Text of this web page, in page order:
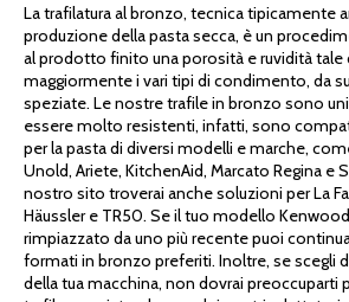
La trafilatura al bronzo, tecnica tipicamente
produzione della pasta secca, è un
al prodotto finito una porosità e ruvidità tale
maggiormente i vari tipi di condimento, da
speziate. Le nostre trafile in bronzo sono
essere molto resistenti, infatti, sono
per la pasta di diversi modelli e marche,
Unold, Ariete, KitchenAid, Marcato Regina e
nostro sito troverai anche soluzioni per La
Häussler e TR50. Se il tuo modello
rimpiazzato da uno più recente puoi
formati in bronzo preferiti. Inoltre, se scegli
della tua macchina, non dovrai preoccuparti